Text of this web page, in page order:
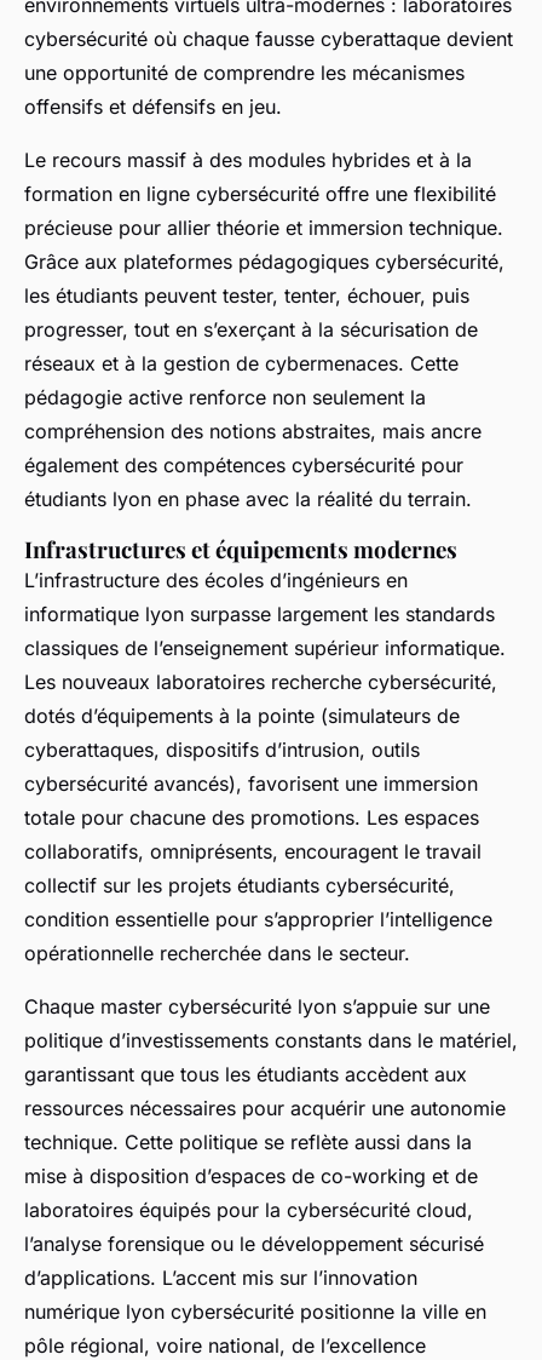
environnements virtuels ultra-modernes : laboratoires
cybersécurité où chaque fausse cyberattaque devient
une opportunité de comprendre les mécanismes
offensifs et défensifs en jeu.
Le recours massif à des modules hybrides et à la
formation en ligne cybersécurité offre une flexibilité
précieuse pour allier théorie et immersion technique.
Grâce aux plateformes pédagogiques cybersécurité,
les étudiants peuvent tester, tenter, échouer, puis
progresser, tout en s’exerçant à la sécurisation de
réseaux et à la gestion de cybermenaces. Cette
pédagogie active renforce non seulement la
compréhension des notions abstraites, mais ancre
également des compétences cybersécurité pour
étudiants lyon en phase avec la réalité du terrain.
Infrastructures et équipements modernes
L’infrastructure des écoles d’ingénieurs en
informatique lyon surpasse largement les standards
classiques de l’enseignement supérieur informatique.
Les nouveaux laboratoires recherche cybersécurité,
dotés d’équipements à la pointe (simulateurs de
cyberattaques, dispositifs d’intrusion, outils
cybersécurité avancés), favorisent une immersion
totale pour chacune des promotions. Les espaces
collaboratifs, omniprésents, encouragent le travail
collectif sur les projets étudiants cybersécurité,
condition essentielle pour s’approprier l’intelligence
opérationnelle recherchée dans le secteur.
Chaque master cybersécurité lyon s’appuie sur une
politique d’investissements constants dans le matériel,
garantissant que tous les étudiants accèdent aux
ressources nécessaires pour acquérir une autonomie
technique. Cette politique se reflète aussi dans la
mise à disposition d’espaces de co-working et de
laboratoires équipés pour la cybersécurité cloud,
l’analyse forensique ou le développement sécurisé
d’applications. L’accent mis sur l’innovation
numérique lyon cybersécurité positionne la ville en
pôle régional, voire national, de l’excellence